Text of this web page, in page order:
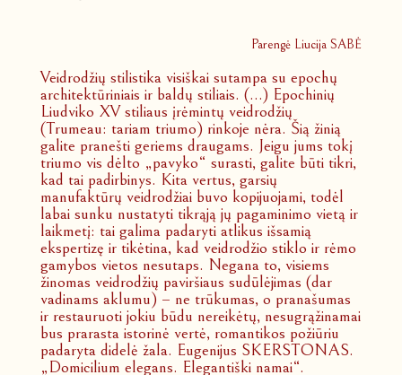
Parengė Liucija SABĖ
Veidrodžių stilistika visiškai sutampa su epochų
architektūriniais ir baldų stiliais. (…) Epochinių
Liudviko XV stiliaus įrėmintų veidrodžių
(Trumeau: tariam triumo) rinkoje nėra. Šią žinią
galite pranešti geriems draugams. Jeigu jums tokį
triumo vis dėlto „pavyko“ surasti, galite būti tikri,
kad tai padirbinys. Kita vertus, garsių
manufaktūrų veidrodžiai buvo kopijuojami, todėl
labai sunku nustatyti tikrąją jų pagaminimo vietą ir
laikmetį: tai galima padaryti atlikus išsamią
ekspertizę ir tikėtina, kad veidrodžio stiklo ir rėmo
gamybos vietos nesutaps. Negana to, visiems
žinomas veidrodžių paviršiaus sudūlėjimas (dar
vadinams aklumu) – ne trūkumas, o pranašumas
ir restauruoti jokiu būdu nereikėtų, nesugrąžinamai
bus prarasta istorinė vertė, romantikos požiūriu
padaryta didelė žala. Eugenijus SKERSTONAS.
„Domicilium elegans. Elegantiški namai“.